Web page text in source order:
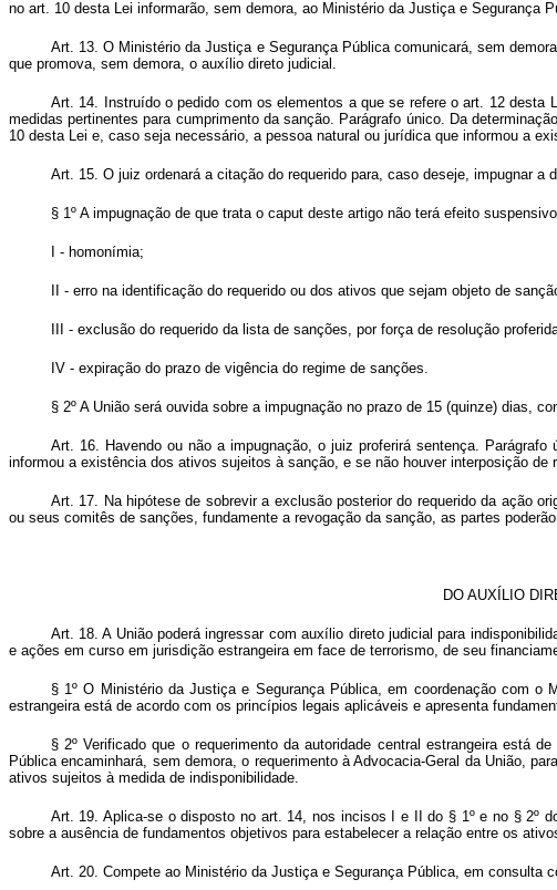
no art. 10 desta Lei informarão, sem demora, ao Ministério da Justiça e
Art. 13. O Ministério da Justiça e Segurança Pública comunicará, sem
que promova, sem demora, o auxílio direto judicial.
Art. 14. Instruído o pedido com os elementos a que se refere o art. 12 desta
medidas pertinentes para cumprimento da sanção. Parágrafo único. Da
10 desta Lei e, caso seja necessário, a pessoa natural ou jurídica que informou a
Art. 15. O juiz ordenará a citação do requerido para, caso deseje, impugnar
§ 1º A impugnação de que trata o caput deste artigo não terá efeito
I - homonímia;
II - erro na identificação do requerido ou dos ativos que sejam objeto de
III - exclusão do requerido da lista de sanções, por força de resolução
IV - expiração do prazo de vigência do regime de sanções.
§ 2º A União será ouvida sobre a impugnação no prazo de 15 (quinze) dias,
Art. 16. Havendo ou não a impugnação, o juiz proferirá sentença.
informou a existência dos ativos sujeitos à sanção, e se não houver interposição de
Art. 17. Na hipótese de sobrevir a exclusão posterior do requerido da ação
ou seus comitês de sanções, fundamente a revogação da sanção, as partes
DO AUXÍLIO
Art. 18. A União poderá ingressar com auxílio direto judicial para
e ações em curso em jurisdição estrangeira em face de terrorismo, de seu
§ 1º O Ministério da Justiça e Segurança Pública, em coordenação com o
estrangeira está de acordo com os princípios legais aplicáveis e apresenta
§ 2º Verificado que o requerimento da autoridade central estrangeira está
Pública encaminhará, sem demora, o requerimento à Advocacia-Geral da União,
ativos sujeitos à medida de indisponibilidade.
Art. 19. Aplica-se o disposto no art. 14, nos incisos I e II do § 1º e no § 2º
sobre a ausência de fundamentos objetivos para estabelecer a relação entre os
Art. 20. Compete ao Ministério da Justiça e Segurança Pública, em consulta